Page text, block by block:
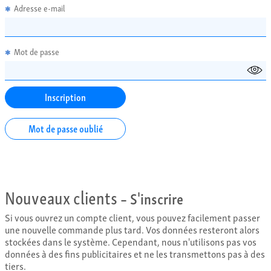
✱ Adresse e-mail
✱ Mot de passe
Mot de passe oublié
Nouveaux clients– S'inscrire
Si vous ouvrez un compte client, vous pouvez facilement passer
une nouvelle commande plus tard. Vos données resteront alors
stockées dans le système. Cependant, nous n'utilisons pas vos
données à des fins publicitaires et ne les transmettons pas à des
tiers.